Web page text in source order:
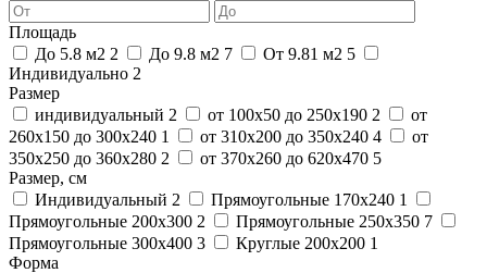
Площадь
До 5.8 м2 2 До 9.8 м2 7 От 9.81 м2 5
Индивидуально 2
Размер
индивидуальный 2 от 100х50 до 250х190 2
от
260х150 до 300х240 1 от 310х200 до 350х240 4
от
350х250 до 360х280 2 от 370х260 до 620х470 5
Размер, см
Индивидуальный 2 Прямоугольные 170x240 1
Прямоугольные 200x300 2 Прямоугольные 250x350 7
Прямоугольные 300x400 3 Круглые 200x200 1
Форма